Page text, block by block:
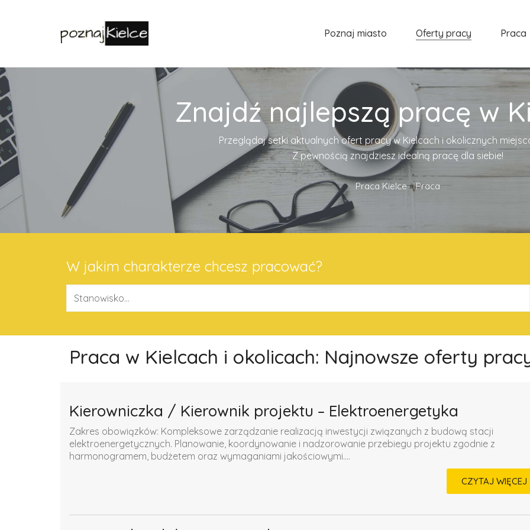
Poznaj miasto Oferty pracy Praca
Znajdź najlepszą pracę w
Przeglądaj setki aktualnych ofert pracy w Kielcach i okolicznych
Z pewnością znajdziesz idealną pracę dla siebie!
Praca Kielce»Praca
W jakim charakterze chcesz pracować?
Praca w Kielcach i okolicach: Najnowsze oferty
Kierowniczka / Kierownik projektu – Elektroenergetyka
Zakres obowiązków: Kompleksowe zarządzanie realizacją inwestycji związanych z budową stacji
elektroenergetycznych. Planowanie, koordynowanie i nadzorowanie przebiegu projektu zgodnie z
harmonogramem, budżetem oraz wymaganiami jakościowymi....
CZYTAJ WIĘCEJ